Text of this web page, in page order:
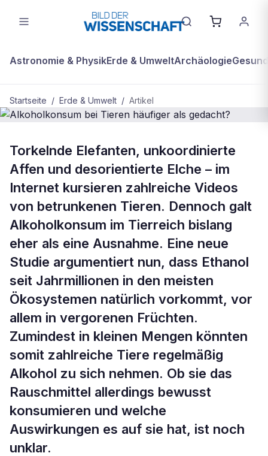
Astronomie & PhysikErde & UmweltArchäologie
Startseite / Erde & Umwelt / Artikel
ERDE & UMWELT
Alkoholkonsum bei Tieren häufiger
als gedacht?
Torkelnde Elefanten, unkoordinierte
Affen und desorientierte Elche – im
Internet kursieren zahlreiche Videos
von betrunkenen Tieren. Dennoch galt
Alkoholkonsum im Tierreich bislang
eher als eine Ausnahme. Eine neue
Studie argumentiert nun, dass Ethanol
seit Jahrmillionen in den meisten
Ökosystemen natürlich vorkommt, vor
allem in vergorenen Früchten.
Zumindest in kleinen Mengen könnten
somit zahlreiche Tiere regelmäßig
Alkohol zu sich nehmen. Ob sie das
Rauschmittel allerdings bewusst
konsumieren und welche
Auswirkungen es auf sie hat, ist noch
unklar.